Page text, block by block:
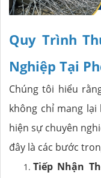
Quy Trình
Nghiệp Tại
Chúng tôi hiểu
không chỉ mang
hiện sự chuyên
đây là các bước
Tiếp Nhận